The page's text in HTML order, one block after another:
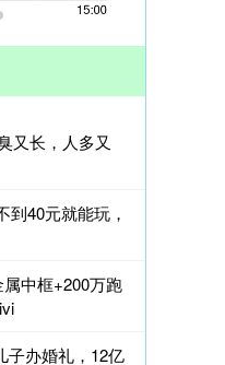
又长，人多又
40元就能玩，
中框+200万跑
子办婚礼，12亿